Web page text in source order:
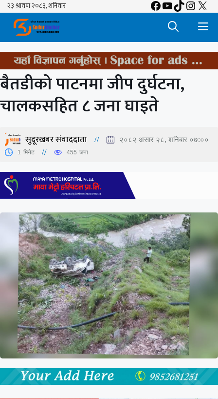
Skip
content
Facebook
YouTube
TikTok
X
बैतडीको पाटनमा जीप दुर्घटना,
चालकसहित ८ जना घाइते
सुदूरखबर संवाददाता २०८२ असार २८, शनिबार ०७:००
1 मिनेट 455 जना